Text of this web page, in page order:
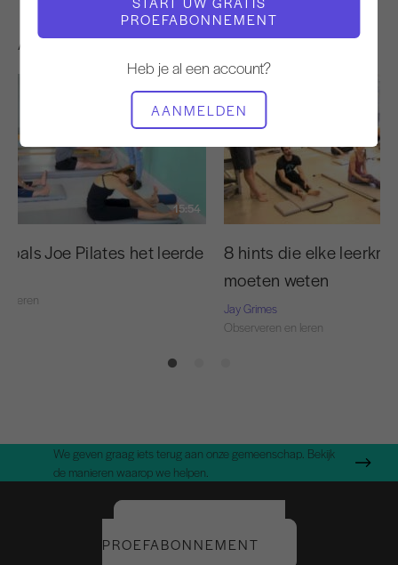
PROEFABONNEMENT
Heb je al een account?
AANMELDEN
Andere workouts die je misschien leuk vindt
15:54
Joe Pilates het leerde
leren
8 hints die elke
moeten weten
Jay Grimes
Observeren en leren
We geven graag iets terug aan onze gemeenschap. Bekijk
de manieren waarop we helpen.
PROEFABONNEMENT